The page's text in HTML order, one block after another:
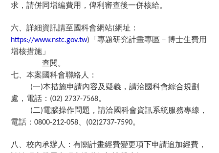
求，請併同增編費用，俾利審查後一併核給。
六、詳細資訊請至國科會網站(網址：
https://www.nstc.gov.tw) 「專題研究計畫專區－博士生費用
增核措施 」
查閱。
七、本案國科會聯絡人：
(一)本措施申請內容及疑義，請洽國科會綜合規劃
處，電話： (02) 2737-7568。
(二)電腦操作問題，請洽國科會資訊系統服務專線，
電話： 0800-212-058 (02)2737-7590。
八、校內承辦人：有關計畫經費變更項下申請追加經費，